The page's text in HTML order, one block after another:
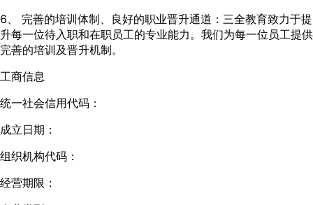
6、 完善的培训体制、良好的职业晋升通道：三全教育致力于提
升每一位待入职和在职员工的专业能力。我们为每一位员工提供
完善的培训及晋升机制。
工商信息
统一社会信用代码：
成立日期：
组织机构代码：
经营期限：